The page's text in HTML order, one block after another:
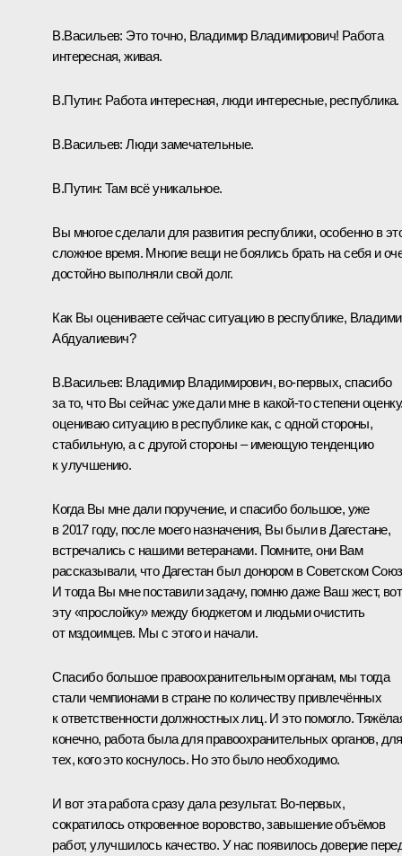
В.Васильев: Это точно, Владимир Владимирович! Работа
интересная, живая.
В.Путин: Работа интересная, люди интересные, республика.
В.Васильев: Люди замечательные.
В.Путин: Там всё уникальное.
Вы многое сделали для развития республики, особенно в
сложное время. Многие вещи не боялись брать на себя и
достойно выполняли свой долг.
Как Вы оцениваете сейчас ситуацию в республике,
Абдуалиевич?
В.Васильев: Владимир Владимирович, во-первых, спасибо
за то, что Вы сейчас уже дали мне в какой-то степени
оцениваю ситуацию в республике как, с одной стороны,
стабильную, а с другой стороны – имеющую тенденцию
к улучшению.
Когда Вы мне дали поручение, и спасибо большое, уже
в 2017 году, после моего назначения, Вы были в Дагестане,
встречались с нашими ветеранами. Помните, они Вам
рассказывали, что Дагестан был донором в Советском
И тогда Вы мне поставили задачу, помню даже Ваш жест, вот
эту «прослойку» между бюджетом и людьми очистить
от мздоимцев. Мы с этого и начали.
Спасибо большое правоохранительным органам, мы тогда
стали чемпионами в стране по количеству привлечённых
к ответственности должностных лиц. И это помогло.
конечно, работа была для правоохранительных органов, для
тех, кого это коснулось. Но это было необходимо.
И вот эта работа сразу дала результат. Во-первых,
сократилось откровенное воровство, завышение объёмов
работ, улучшилось качество. У нас появилось доверие